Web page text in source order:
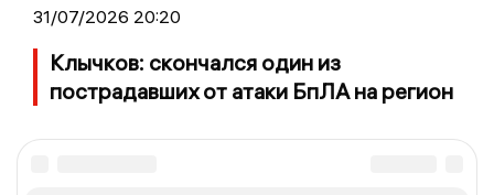
31/07/2026 20:20
Клычков: скончался один из
пострадавших от атаки БпЛА на регион